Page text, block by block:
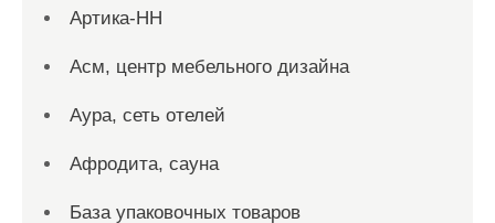
Артика-НН
Асм, центр мебельного дизайна
Аура, сеть отелей
Афродита, сауна
База упаковочных товаров